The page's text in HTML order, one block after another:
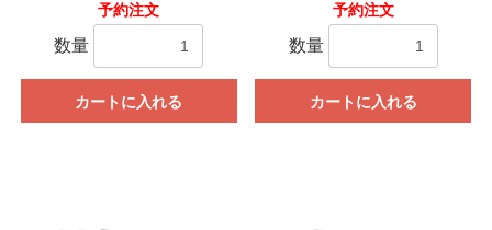
予約注文
数量
カートに入れる
予約注文
数量
カートに入れる